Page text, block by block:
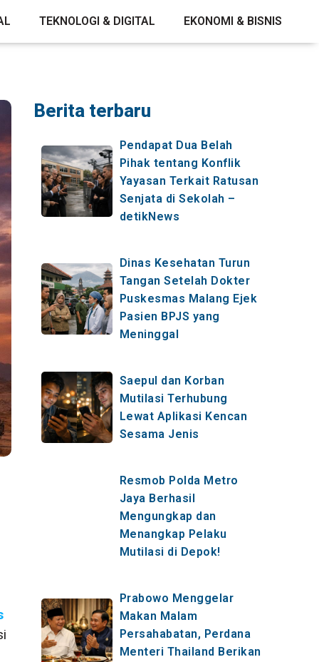
TEKNOLOGI & DIGITAL EKONOMI & BISNIS
Berita terbaru
Pendapat Dua Belah
Pihak tentang Konflik
Yayasan Terkait Ratusan
Senjata di Sekolah –
detikNews
Dinas Kesehatan Turun
Tangan Setelah Dokter
Puskesmas Malang Ejek
Pasien BPJS yang
Meninggal
Saepul dan Korban
Mutilasi Terhubung
Lewat Aplikasi Kencan
Sesama Jenis
Resmob Polda Metro
Jaya Berhasil
Mengungkap dan
Menangkap Pelaku
Mutilasi di Depok!
Prabowo Menggelar
Makan Malam
Persahabatan, Perdana
Menteri Thailand Berikan